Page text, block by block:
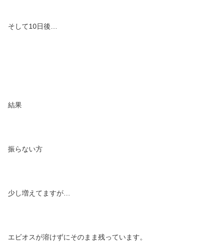
そして10日後…
結果
振らない方
少し増えてますが…
エビオスが溶けずにそのまま残っています。